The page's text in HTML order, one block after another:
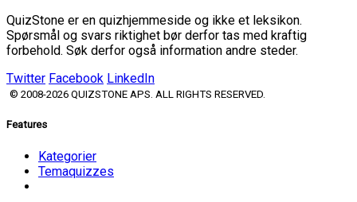
QuizStone er en quizhjemmeside og ikke et leksikon.
Spørsmål og svars riktighet bør derfor tas med kraftig
forbehold. Søk derfor også information andre steder.
Twitter Facebook LinkedIn
© 2008-2026 QUIZSTONE APS. ALL RIGHTS RESERVED.
Features
Kategorier
Temaquizzes